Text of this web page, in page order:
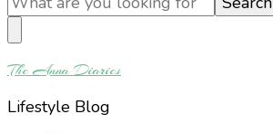
Something?
The Anna Diaries
Lifestyle Blog